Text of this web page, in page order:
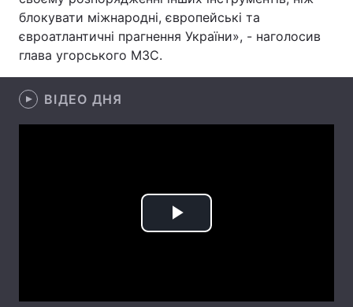
блокувати міжнародні, європейські та
євроатлантичні прагнення України», - наголосив
глава угорського МЗС.
ВІДЕО ДНЯ
Play